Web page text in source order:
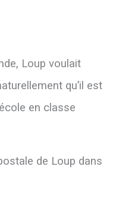
Loup voulait
qu’il est
en classe
de Loup dans